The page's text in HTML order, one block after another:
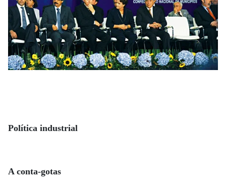
Política industrial
A conta-gotas